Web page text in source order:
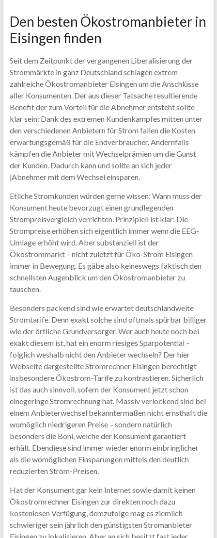
Den besten Ökostromanbieter in
Eisingen finden
Seit dem Zeitpunkt der vergangenen Liberalisierung der
Strommärkte in ganz Deutschland schlagen extrem
zahlreiche Ökostromanbieter Eisingen um die Anschlüsse
aller Konsumenten. Der aus dieser Tatsache resultierende
Benefit der zum Vorteil für die Abnehmer entsteht sollte
klar sein: Dank des extremen Kundenkampfes mitten unter
den verschiedenen Anbietern für Strom fallen die Kosten
erwartungsgemäß für die Endverbraucher. Andernfalls
kämpfen die Anbieter mit Wechselprämien um die Gunst
der Kunden. Dadurch kann und sollte an sich jeder
jAbnehmer mit dem Wechsel einsparen.
Etliche Stromkunden würden gerne wissen: Wann muss der
Konsument heute bevorzugt einen grundlegenden
Strompreisvergleich verrichten. Prinzipiell ist klar: Die
Strompreise erhöhen sich eigentlich immer wenn die EEG-
Umlage erhöht wird. Aber substanziell ist der
Ökostrommarkt – nicht zuletzt für Öko-Strom Eisingen
immer in Bewegung. Es gäbe also keineswegs faktisch den
schnellsten Augenblick um den Ökostromanbieter zu
tauschen.
Besonders packend sind wie erwartet deutschlandweite
Stromtarife. Denn exakt solche sind oftmals spürbar billiger
wie der örtliche Grundversorger. Wer auch heute noch bei
exakt diesem ist, hat ein enorm riesiges Sparpotential –
folglich weshalb nicht den Anbieter wechseln? Der hier
Webseite dargestellte Stromrechner Eisingen berechtigt
insbesondere Ökostrom-Tarife zu kontrastieren. Sicherlich
ist das auch sinnvoll, sofern der Konsument jetzt schon
einegeringe Stromrechnung hat. Massiv verlockend sind bei
einem Anbieterwechsel bekanntermaßen nicht ernsthaft die
womöglich niedrigeren Preise – sondern natürlich
besonders die Boni, welche der Konsument garantiert
erhält. Ebendiese sind immer wieder enorm einbringlicher
als die womöglichen Einsparungen mittels den deutlich
reduzierten Strom-Preisen.
Hat der Konsument gar kein Internet sowie damit keinen
Ökostromrechner Eisingen zur direkten noch dazu
kostenlosen Verfügung, demzufolge mag es ziemlich
schwieriger sein jährlich den günstigsten Stromanbieter